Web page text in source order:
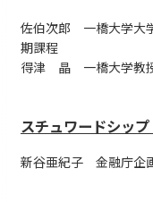
佐伯次郎 一橋大学大
期課程
得津 晶 一橋大学教
スチュワードシッ
新谷亜紀子 金融庁企